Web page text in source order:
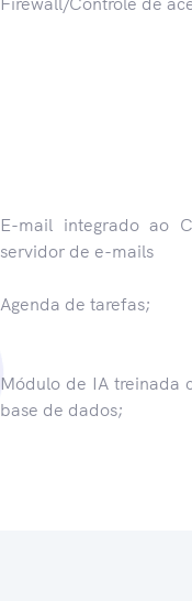
E-mail integrado ao
servidor de e-mails
Agenda de tarefas;
Módulo de IA treinada
base de dados;